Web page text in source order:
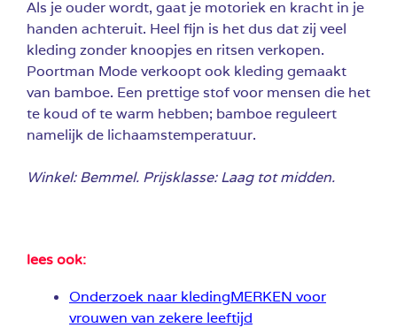
Als je ouder wordt, gaat je motoriek en kracht in je
handen achteruit. Heel fijn is het dus dat zij veel
kleding zonder knoopjes en ritsen verkopen.
Poortman Mode verkoopt ook kleding gemaakt
van bamboe. Een prettige stof voor mensen die het
te koud of te warm hebben; bamboe reguleert
namelijk de lichaamstemperatuur.
Winkel: Bemmel. Prijsklasse: Laag tot midden.
lees ook:
Onderzoek naar kledingMERKEN voor
vrouwen van zekere leeftijd